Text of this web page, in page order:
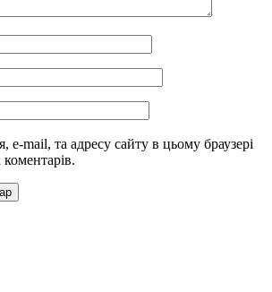
e-mail, та адресу сайту в цьому браузері